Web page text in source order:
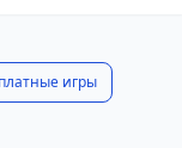
игры